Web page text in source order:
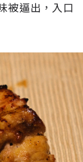
被逼出，入口